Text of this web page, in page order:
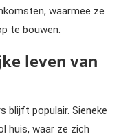
waarmee ze
te bouwen.
leven van
blijft populair. Sieneke
huis, waar ze zich